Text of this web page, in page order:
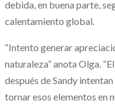
debida, en buena parte,
calentamiento global.
“Intento generar
naturaleza” anota Olga.
después de Sandy
tornar esos elementos en